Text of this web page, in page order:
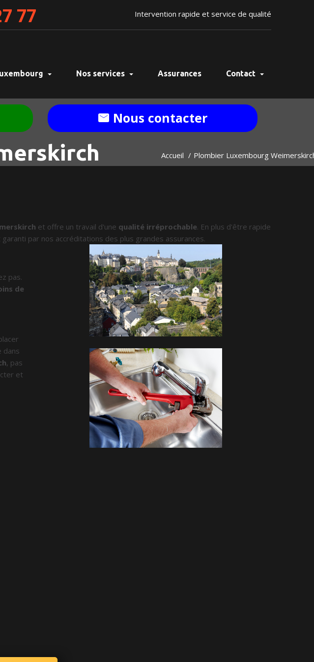
77 Intervention rapide et service de qualité
Nos services Assurances Contact
Nous contacter
Accueil Plombier Luxembourg
et offre un travail d'une qualité irréprochable. En plus d'être rapide
par nos accréditations des plus grandes assurances.
pas.
de
dans
, pas
et